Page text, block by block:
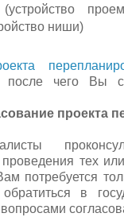
ниши)
после чего Вы
проекта
тех
потребуется
в